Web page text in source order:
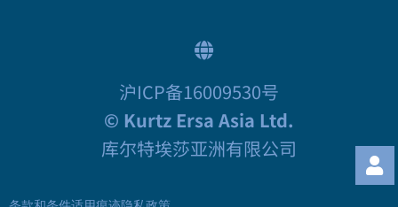
沪ICP备16009530号
© Kurtz Ersa Asia Ltd.
库尔特埃莎亚洲有限公司